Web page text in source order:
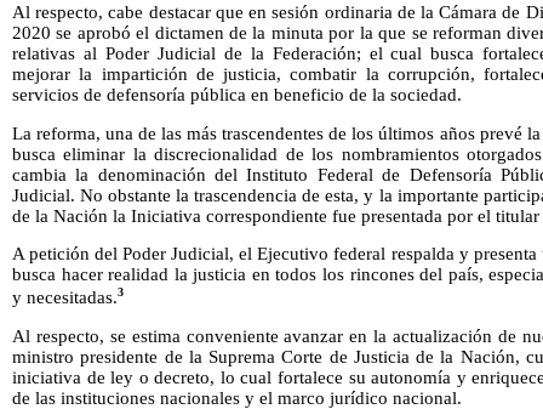
Al respecto, cabe destacar que en sesión ordinaria de la Cámara de
2020 se aprobó el dictamen de la minuta por la que se reforman
relativas al Poder Judicial de la Federación; el cual busca
mejorar la impartición de justicia, combatir la corrupción,
servicios de defensoría pública en beneficio de la sociedad.
La reforma, una de las más trascendentes de los últimos años prevé
busca eliminar la discrecionalidad de los nombramientos
cambia la denominación del Instituto Federal de Defensoría
Judicial. No obstante la trascendencia de esta, y la importante
de la Nación la Iniciativa correspondiente fue presentada por el
A petición del Poder Judicial, el Ejecutivo federal respalda y
busca hacer realidad la justicia en todos los rincones del país,
y necesitadas.3
Al respecto, se estima conveniente avanzar en la actualización de
ministro presidente de la Suprema Corte de Justicia de la Nación,
iniciativa de ley o decreto, lo cual fortalece su autonomía y
de las instituciones nacionales y el marco jurídico nacional.